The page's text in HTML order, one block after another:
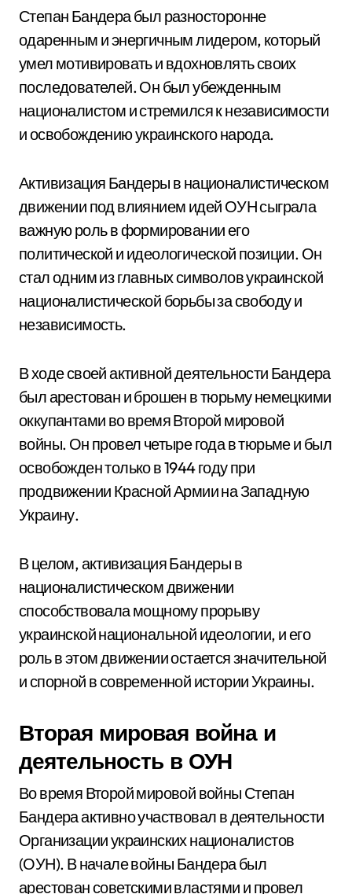
Степан Бандера был разносторонне
одаренным и энергичным лидером, который
умел мотивировать и вдохновлять своих
последователей. Он был убежденным
националистом и стремился к независимости
и освобождению украинского народа.
Активизация Бандеры в националистическом
движении под влиянием идей ОУН сыграла
важную роль в формировании его
политической и идеологической позиции. Он
стал одним из главных символов украинской
националистической борьбы за свободу и
независимость.
В ходе своей активной деятельности Бандера
был арестован и брошен в тюрьму немецкими
оккупантами во время Второй мировой
войны. Он провел четыре года в тюрьме и был
освобожден только в 1944 году при
продвижении Красной Армии на Западную
Украину.
В целом, активизация Бандеры в
националистическом движении
способствовала мощному прорыву
украинской национальной идеологии, и его
роль в этом движении остается значительной
и спорной в современной истории Украины.
Вторая мировая война и
деятельность в ОУН
Во время Второй мировой войны Степан
Бандера активно участвовал в деятельности
Организации украинских националистов
(ОУН). В начале войны Бандера был
арестован советскими властями и провел